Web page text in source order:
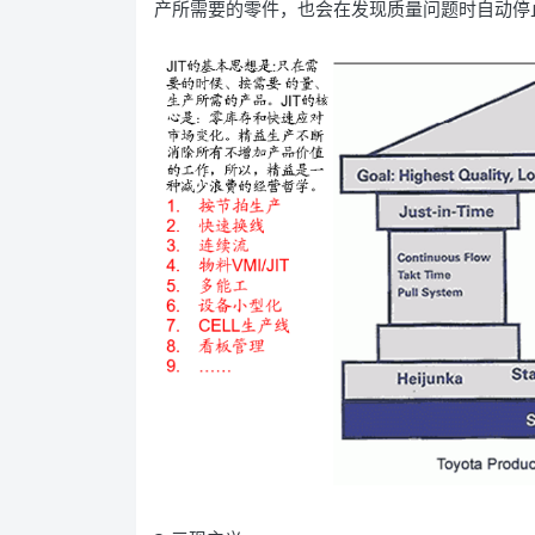
产所需要的零件，也会在发现质量问题时自动停